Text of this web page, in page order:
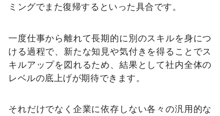
ミングでまた復帰するといった具合です。
一度仕事から離れて長期的に別のスキルを身につ
ける過程で、新たな知見や気付きを得ることでス
キルアップを図れるため、結果として社内全体の
レベルの底上げが期待できます。
それだけでなく企業に依存しない各々の汎用的な